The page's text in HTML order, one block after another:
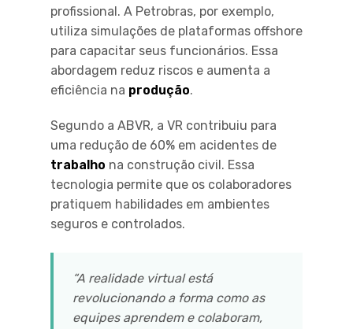
profissional. A Petrobras, por exemplo,
utiliza simulações de plataformas offshore
para capacitar seus funcionários. Essa
abordagem reduz riscos e aumenta a
eficiência na produção.
Segundo a ABVR, a VR contribuiu para
uma redução de 60% em acidentes de
trabalho na construção civil. Essa
tecnologia permite que os colaboradores
pratiquem habilidades em ambientes
seguros e controlados.
“A realidade virtual está
revolucionando a forma como as
equipes aprendem e colaboram,